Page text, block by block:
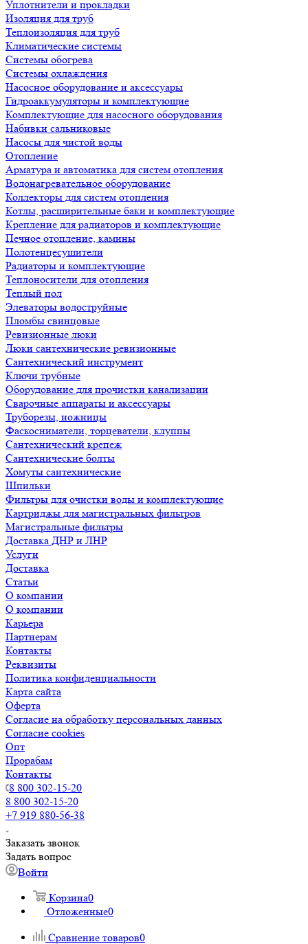
Уплотнители и прокладки
Изоляция для труб
Теплоизоляция для труб
Климатические системы
Системы обогрева
Системы охлаждения
Насосное оборудование и аксессуары
Гидроаккумуляторы и комплектующие
Комплектующие для насосного оборудования
Набивки сальниковые
Насосы для чистой воды
Отопление
Арматура и автоматика для систем отопления
Водонагревательное оборудование
Коллекторы для систем отопления
Котлы, расширительные баки и комплектующие
Крепление для радиаторов и комплектующие
Печное отопление, камины
Полотенцесушители
Радиаторы и комплектующие
Теплоносители для отопления
Теплый пол
Элеваторы водоструйные
Пломбы свинцовые
Ревизионные люки
Люки сантехнические ревизионные
Сантехнический инструмент
Ключи трубные
Оборудование для прочистки канализации
Сварочные аппараты и аксессуары
Труборезы, ножницы
Фаскосниматели, торцеватели, клуппы
Сантехнический крепеж
Сантехнические болты
Хомуты сантехнические
Шпильки
Фильтры для очистки воды и комплектующие
Картриджы для магистральных фильтров
Магистральные фильтры
Доставка ДНР и ЛНР
Услуги
Доставка
Статьи
О компании
О компании
Карьера
Партнерам
Контакты
Реквизиты
Политика конфиденциальности
Карта сайта
Оферта
Согласие на обработку персональных данных
Согласие cookies
Опт
Прорабам
Контакты
8 800 302-15-20
8 800 302-15-20
+7 919 880-56-38
Заказать звонок
Задать вопрос
Войти
Корзина0
Отложенные0
Сравнение товаров0